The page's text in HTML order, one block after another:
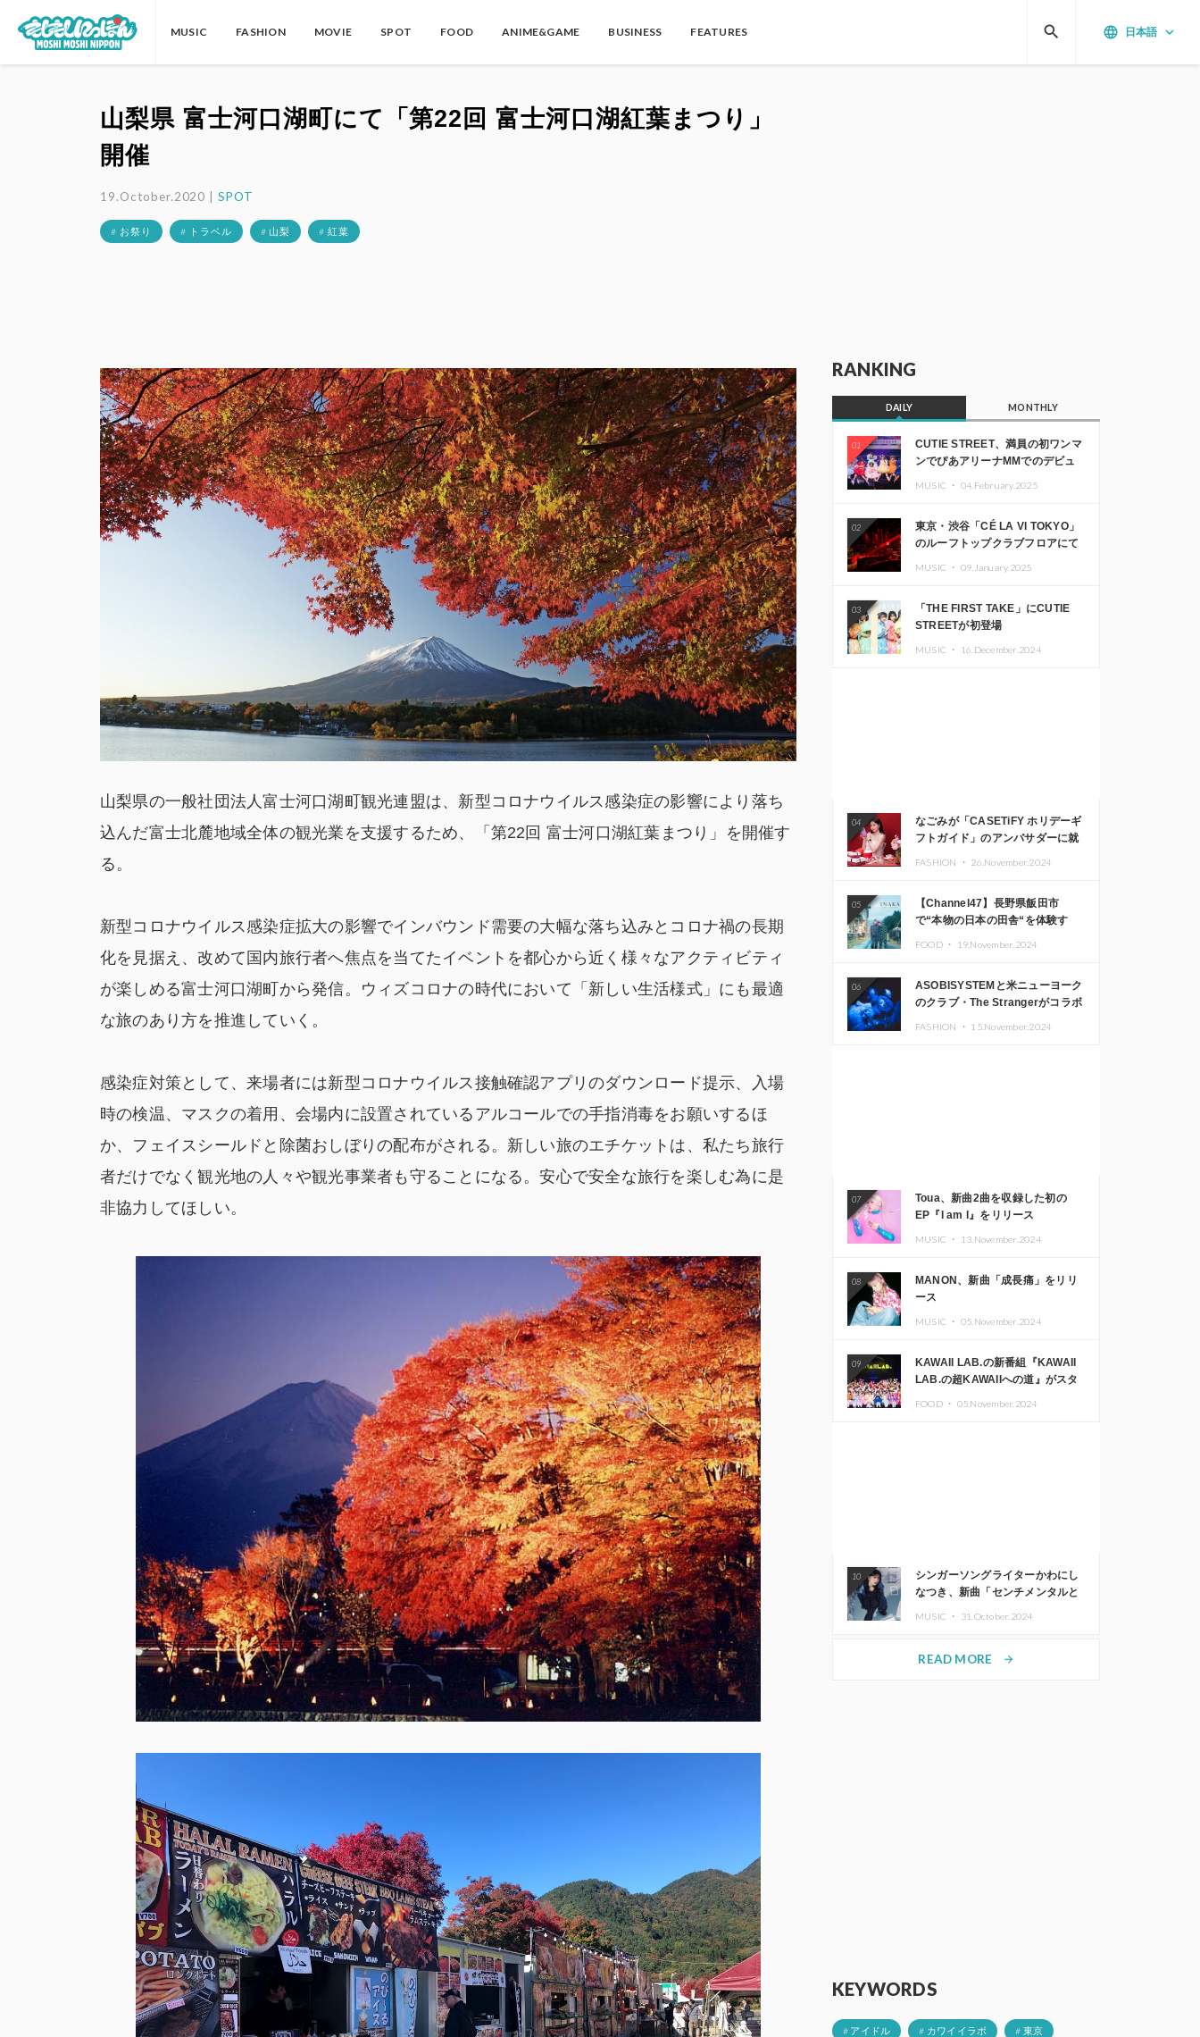
MUSIC FASHION MOVIE SPOT FOOD ANIME&GAME BUSINESS FEATURES language 日本語 keyboard_arrow_down
search
山梨県 富士河口湖町にて「第22回 富士河口湖紅葉まつり」
開催
19.October.2020 |SPOT
# お祭り # トラベル # 山梨 # 紅葉
山梨県の一般社団法人富士河口湖町観光連盟は、新型コロナウイルス感染症の影響により落ち
込んだ富士北麓地域全体の観光業を支援するため、「第22回 富士河口湖紅葉まつり」を開催す
る。
新型コロナウイルス感染症拡大の影響でインバウンド需要の大幅な落ち込みとコロナ禍の長期
化を見据え、改めて国内旅行者へ焦点を当てたイベントを都心から近く様々なアクティビティ
が楽しめる富士河口湖町から発信。ウィズコロナの時代において「新しい生活様式」にも最適
な旅のあり方を推進していく。
感染症対策として、来場者には新型コロナウイルス接触確認アプリのダウンロード提示、入場
時の検温、マスクの着用、会場内に設置されているアルコールでの手指消毒をお願いするほ
か、フェイスシールドと除菌おしぼりの配布がされる。新しい旅のエチケットは、私たち旅行
者だけでなく観光地の人々や観光事業者も守ることになる。安心で安全な旅行を楽しむ為に是
非協力してほしい。
RANKING
DAILY MONTHLY
01
CUTIE STREET、満員の初ワンマ
ンでぴあアリーナMMでのデビュ
MUSIC ・ 04.February.2025
02
東京・渋谷「CÉ LA VI TOKYO」
のルーフトップクラブフロアにて
Kza（FORCE OF NATURE）ら日
本を代表するDJ・クリエイターが
出演
MUSIC ・ 09.January.2025
03
「THE FIRST TAKE」にCUTIE
STREETが初登場
MUSIC ・ 16.December.2024
04
なごみが「CASETiFY ホリデーギ
フトガイド」のアンバサダーに就
FASHION ・ 26.November.2024
05
【Channel47】長野県飯田市
で“本物の日本の田舎“を体験す
FOOD ・ 19.November.2024
06
ASOBISYSTEMと米ニューヨーク
のクラブ・The Strangerがコラボ
FASHION ・ 15.November.2024
07
Toua、新曲2曲を収録した初の
EP『I am I』をリリース
MUSIC ・ 13.November.2024
08
MANON、新曲「成長痛」をリリ
ース
MUSIC ・ 05.November.2024
09
KAWAII LAB.の新番組『KAWAII
LAB.の超KAWAIIへの道』がスタ
FOOD ・ 05.November.2024
10
シンガーソングライターかわにし
なつき、新曲「センチメンタルと
MUSIC ・ 31.October.2024
READ MORE arrow_forward
KEYWORDS
# アイドル # カワイイラボ # 東京